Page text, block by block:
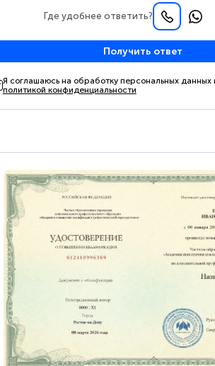
Где удобнее ответить?
Получить ответ
Я соглашаюсь на обработку персональных данных
политикой конфиденциальности